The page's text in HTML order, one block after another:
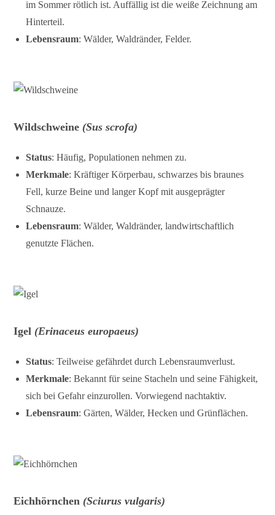
im Sommer rötlich ist. Auffällig ist die weiße Zeichnung am
Hinterteil.
Lebensraum: Wälder, Waldränder, Felder.
Wildschweine (Sus scrofa)
Status: Häufig, Populationen nehmen zu.
Merkmale: Kräftiger Körperbau, schwarzes bis braunes
Fell, kurze Beine und langer Kopf mit ausgeprägter
Schnauze.
Lebensraum: Wälder, Waldränder, landwirtschaftlich
genutzte Flächen.
Igel (Erinaceus europaeus)
Status: Teilweise gefährdet durch Lebensraumverlust.
Merkmale: Bekannt für seine Stacheln und seine Fähigkeit,
sich bei Gefahr einzurollen. Vorwiegend nachtaktiv.
Lebensraum: Gärten, Wälder, Hecken und Grünflächen.
Eichhörnchen (Sciurus vulgaris)